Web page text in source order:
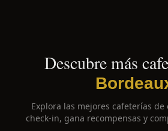
Descubre más
Explora las mejores cafeterías de
check-in, gana recompensas y